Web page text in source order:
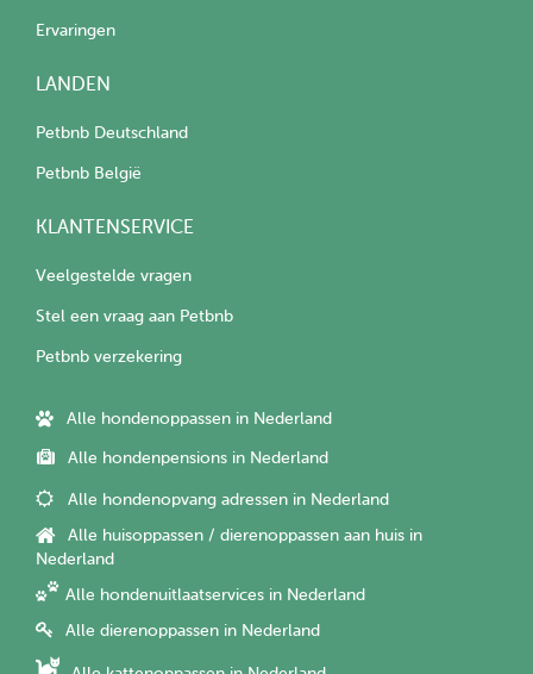
Ervaringen
LANDEN
Petbnb Deutschland
Petbnb België
KLANTENSERVICE
Veelgestelde vragen
Stel een vraag aan Petbnb
Petbnb verzekering
Alle hondenoppassen in Nederland
Alle hondenpensions in Nederland
Alle hondenopvang adressen in Nederland
Alle huisoppassen / dierenoppassen aan huis in
Nederland
Alle hondenuitlaatservices in Nederland
Alle dierenoppassen in Nederland